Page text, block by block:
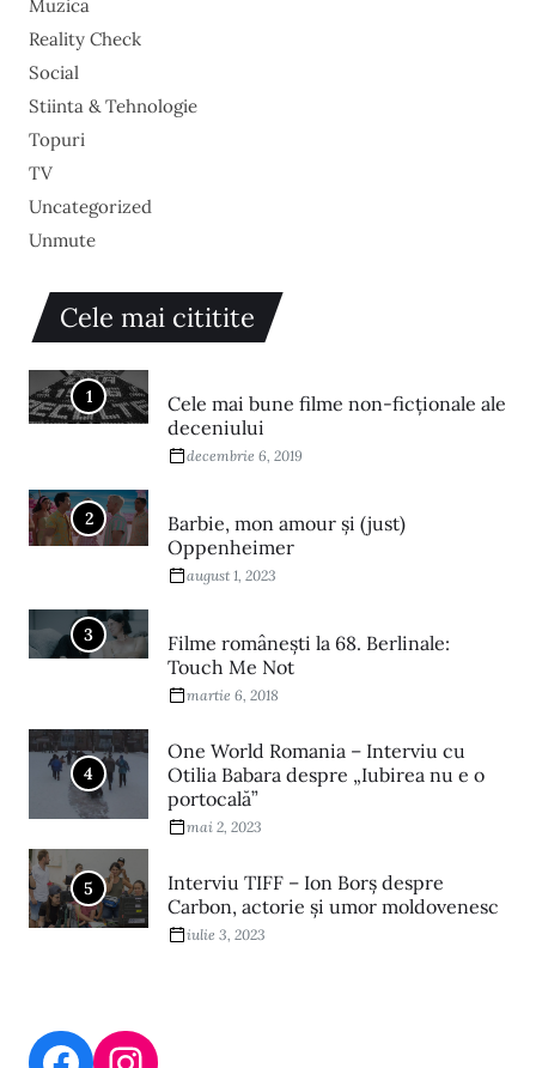
Muzica
Reality Check
Social
Stiinta & Tehnologie
Topuri
TV
Uncategorized
Unmute
Cele mai cititite
1
Cele mai bune filme non-ficționale ale
deceniului
decembrie 6, 2019
2
Barbie, mon amour și (just)
Oppenheimer
august 1, 2023
3
Filme româneşti la 68. Berlinale:
Touch Me Not
martie 6, 2018
4
One World Romania – Interviu cu
Otilia Babara despre „Iubirea nu e o
portocală”
mai 2, 2023
5
Interviu TIFF – Ion Borș despre
Carbon, actorie și umor moldovenesc
iulie 3, 2023